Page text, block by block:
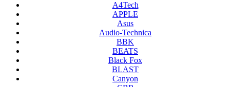
A4Tech
APPLE
Asus
Audio-Technica
BBK
BEATS
Black Fox
BLAST
Canyon